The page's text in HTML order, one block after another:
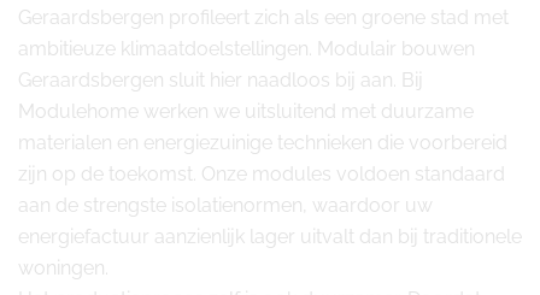
Geraardsbergen profileert zich als een groene stad met
ambitieuze klimaatdoelstellingen. Modulair bouwen
Geraardsbergen sluit hier naadloos bij aan. Bij
Modulehome werken we uitsluitend met duurzame
materialen en energiezuinige technieken die voorbereid
zijn op de toekomst. Onze modules voldoen standaard
aan de strengste isolatienormen, waardoor uw
energiefactuur aanzienlijk lager uitvalt dan bij traditionele
woningen.